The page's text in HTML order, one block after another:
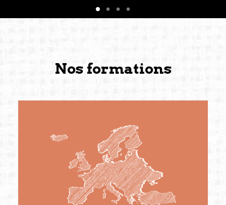
Nos formations